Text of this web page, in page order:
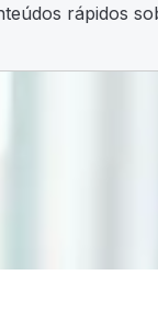
rápidos